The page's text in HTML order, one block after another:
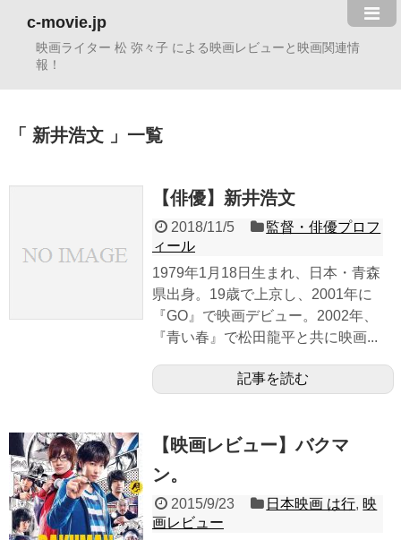
c-movie.jp
映画ライター 松 弥々子 による映画レビューと映画関連情
報！
新井浩文 一覧
【俳優】新井浩文
2018/11/5
監督・俳優プロフ
ィール
1979年1月18日生まれ、日本・青森
県出身。19歳で上京し、2001年に
『GO』で映画デビュー。2002年、
『青い春』で松田龍平と共に映画...
記事を読む
【映画レビュー】バクマ
ン。
2015/9/23 日本映画 は行, 映
画レビュー